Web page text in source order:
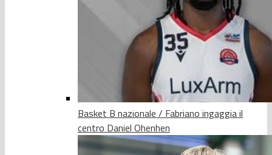
Basket B nazionale / Fabriano ingaggia il
centro Daniel Ohenhen